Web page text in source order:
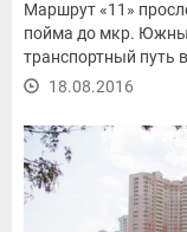
Маршрут «11»
пойма до мкр.
транспортный путь
18.08.2016